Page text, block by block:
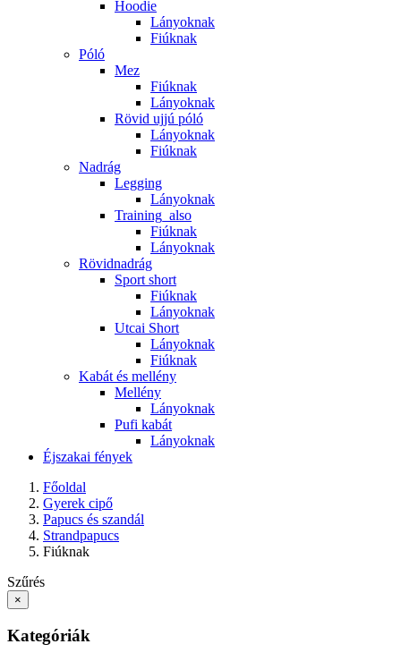
Hoodie
Lányoknak
Fiúknak
Póló
Mez
Fiúknak
Lányoknak
Rövid ujjú póló
Lányoknak
Fiúknak
Nadrág
Legging
Lányoknak
Training_also
Fiúknak
Lányoknak
Rövidnadrág
Sport short
Fiúknak
Lányoknak
Utcai Short
Lányoknak
Fiúknak
Kabát és mellény
Mellény
Lányoknak
Pufi kabát
Lányoknak
Éjszakai fények
Főoldal
Gyerek cipő
Papucs és szandál
Strandpapucs
Fiúknak
Szűrés
×
Kategóriák